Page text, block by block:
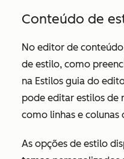
Conteúdo de
No editor de
de estilo, como
na Estilos guia do
pode editar estilos de
como linhas e colunas
As opções de estilo